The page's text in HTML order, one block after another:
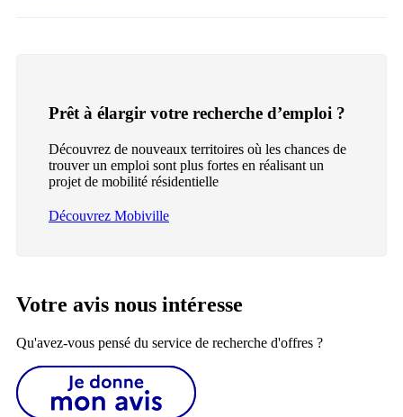
Prêt à élargir votre recherche d’emploi ?
Découvrez de nouveaux territoires où les chances de
trouver un emploi sont plus fortes en réalisant un
projet de mobilité résidentielle
Découvrez Mobiville
Votre avis nous intéresse
Qu'avez-vous pensé du service de recherche d'offres ?